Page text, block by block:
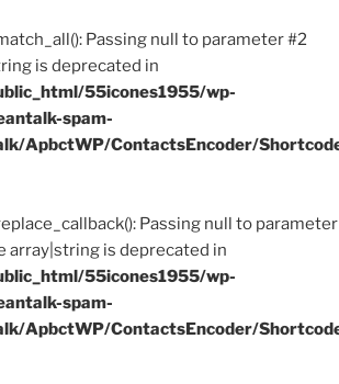
Passing null to parameter #2
is deprecated in
55icones1955/wp-
spam-
ApbctWP/ContactsEncoder/
Passing null to parameter
array|string is deprecated in
55icones1955/wp-
spam-
ApbctWP/ContactsEncoder/